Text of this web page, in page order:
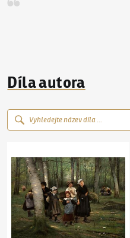
Díla autora